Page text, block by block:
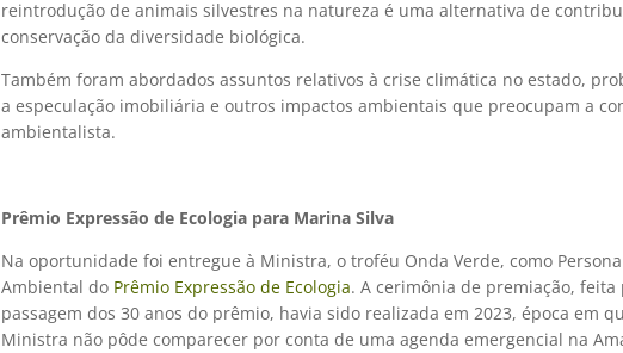
reintrodução de animais silvestres na natureza é uma alternativa de
conservação da diversidade biológica.
Também foram abordados assuntos relativos à crise climática no estado,
a especulação imobiliária e outros impactos ambientais que preocupam a
ambientalista.
Prêmio Expressão de Ecologia para Marina Silva
Na oportunidade foi entregue à Ministra, o troféu Onda Verde, como
Ambiental do Prêmio Expressão de Ecologia. A cerimônia de premiação, feita
passagem dos 30 anos do prêmio, havia sido realizada em 2023, época em
Ministra não pôde comparecer por conta de uma agenda emergencial na